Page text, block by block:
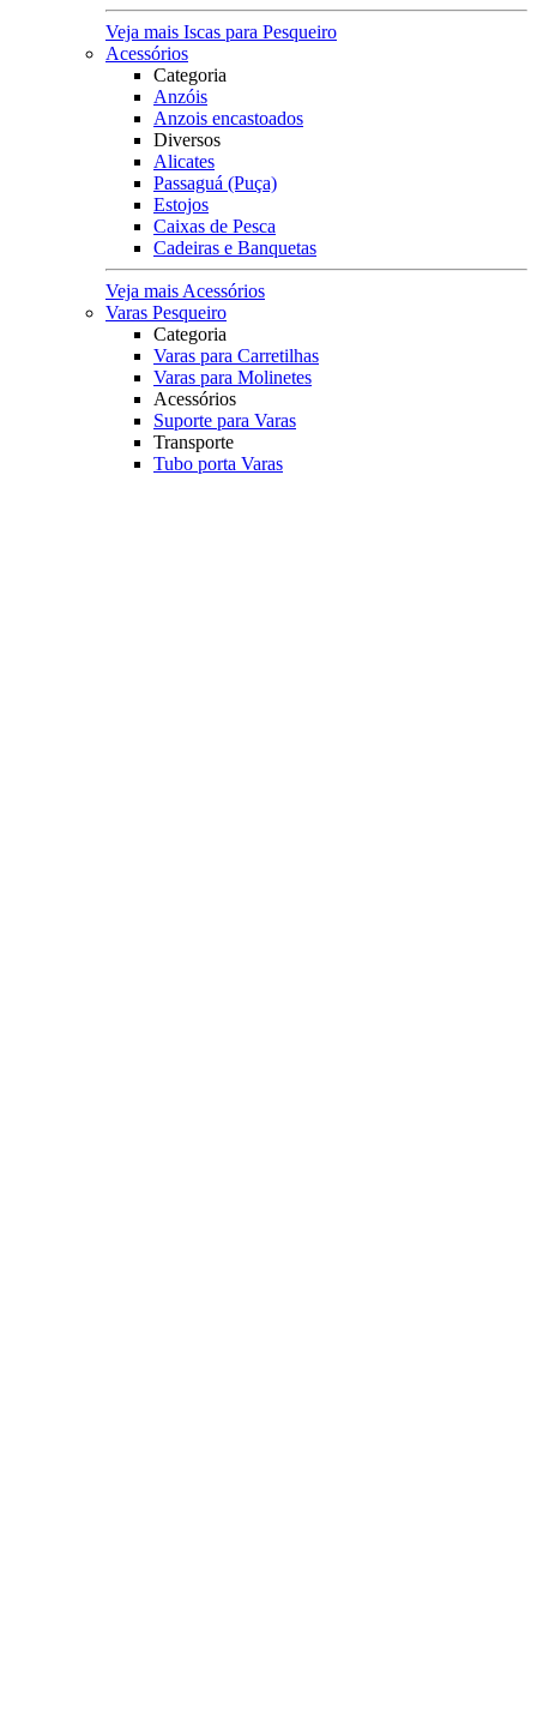
Veja mais Iscas para Pesqueiro
Acessórios
Categoria
Anzóis
Anzois encastoados
Diversos
Alicates
Passaguá (Puça)
Estojos
Caixas de Pesca
Cadeiras e Banquetas
Veja mais Acessórios
Varas Pesqueiro
Categoria
Varas para Carretilhas
Varas para Molinetes
Acessórios
Suporte para Varas
Transporte
Tubo porta Varas